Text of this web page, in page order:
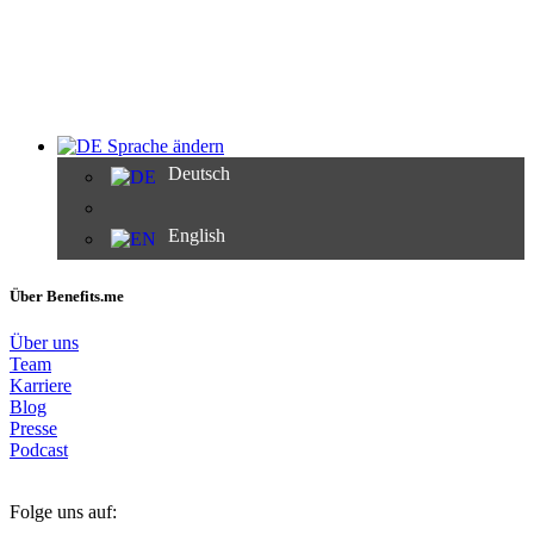
Sprache ändern
Deutsch
English
Über Benefits.me
Über uns
Team
Karriere
Blog
Presse
Podcast
Folge uns auf: